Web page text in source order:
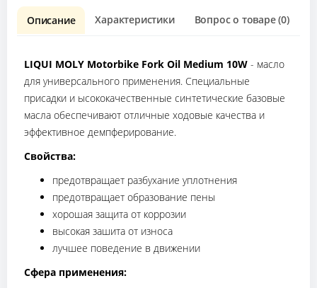
Описание Характеристики Вопрос о товаре (0)
LIQUI MOLY Motorbike Fork Oil Medium 10W - масло
для универсального применения. Специальные
присадки и ысококачественные синтетические базовые
масла обеспечивают отличные ходовые качества и
эффективное демпферирование.
Свойства:
предотвращает разбухание уплотнения
предотвращает образование пены
хорошая защита от коррозии
высокая зашита от износа
лучшее поведение в движении
Сфера применения: